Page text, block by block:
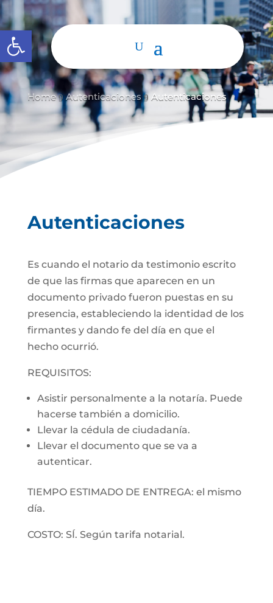
Abrir barra de herramientas
Home 9 Autenticaciones 9 Autenticaciones
Autenticaciones
Es cuando el notario da testimonio escrito
de que las firmas que aparecen en un
documento privado fueron puestas en su
presencia, estableciendo la identidad de los
firmantes y dando fe del día en que el
hecho ocurrió.
REQUISITOS:
Asistir personalmente a la notaría. Puede
hacerse también a domicilio.
Llevar la cédula de ciudadanía.
Llevar el documento que se va a
autenticar.
TIEMPO ESTIMADO DE ENTREGA: el mismo
día.
COSTO: SÍ. Según tarifa notarial.